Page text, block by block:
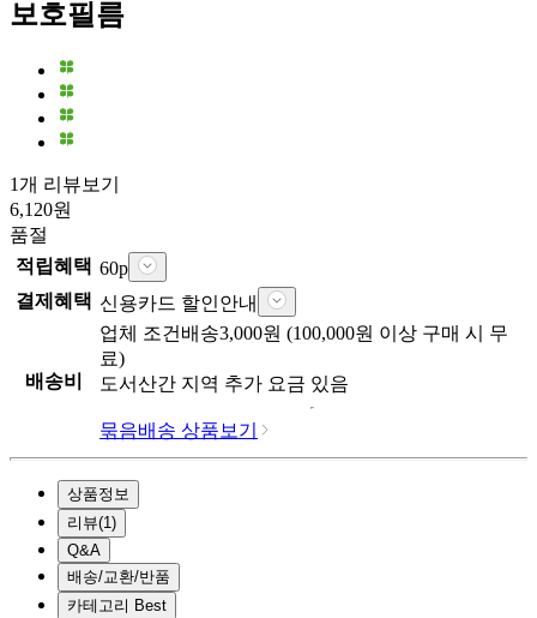
보호필름
1개 리뷰보기
6,120원
품절
적립혜택 60p
결제혜택 신용카드 할인안내
배송비
업체 조건배송3,000원 (100,000원 이상 구매 시 무
료)
도서산간 지역 추가 요금 있음
묶음배송 상품보기
상품정보
리뷰(1)
Q&A
배송/교환/반품
카테고리 Best